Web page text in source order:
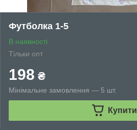
Футболка 1-5
В наявності
Тільки опт
198 ₴
Мінімальне замовлення — 5 шт.
Купити